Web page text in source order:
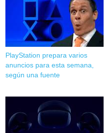
PlayStation prepara varios
anuncios para esta semana,
según una fuente